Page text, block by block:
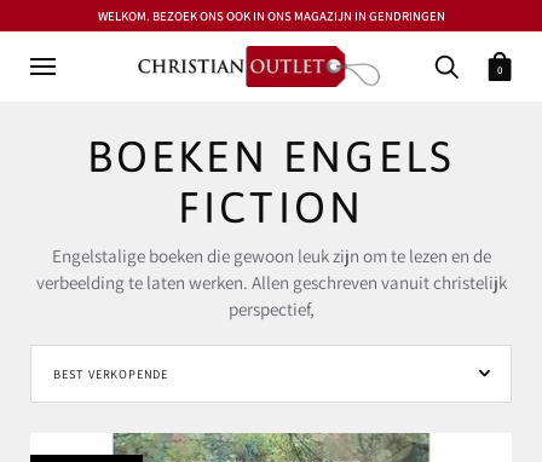
WELKOM. BEZOEK ONS OOK IN ONS MAGAZIJN IN GENDRINGEN
0
BOEKEN ENGELS
FICTION
Engelstalige boeken die gewoon leuk zijn om te lezen en de
verbeelding te laten werken. Allen geschreven vanuit christelijk
perspectief,